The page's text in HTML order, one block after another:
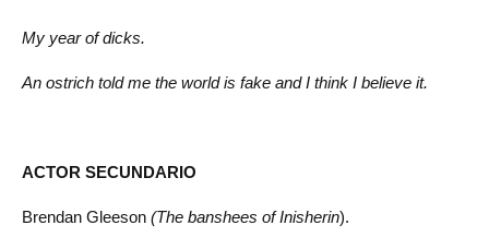
My year of dicks.
An ostrich told me the world is fake and I think I believe it.
ACTOR SECUNDARIO
Brendan Gleeson (The banshees of Inisherin).